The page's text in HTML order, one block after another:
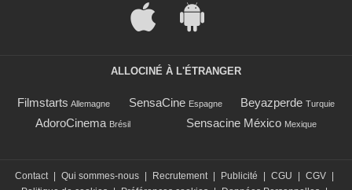
ALLOCINÉ À L'ÉTRANGER
Filmstarts Allemagne SensaCine Espagne Beyazperde Turquie
AdoroCinema Brésil Sensacine México Mexique
Contact | Qui sommes-nous | Recrutement | Publicité | CGU | CGV |